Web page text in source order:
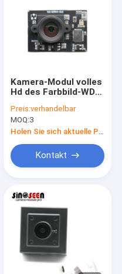
Kamera-Modul volles
Hd des Farbbild-WDR
industrielle Prüfung
Preis:verhandelbar
MOQ:3
Kontakt